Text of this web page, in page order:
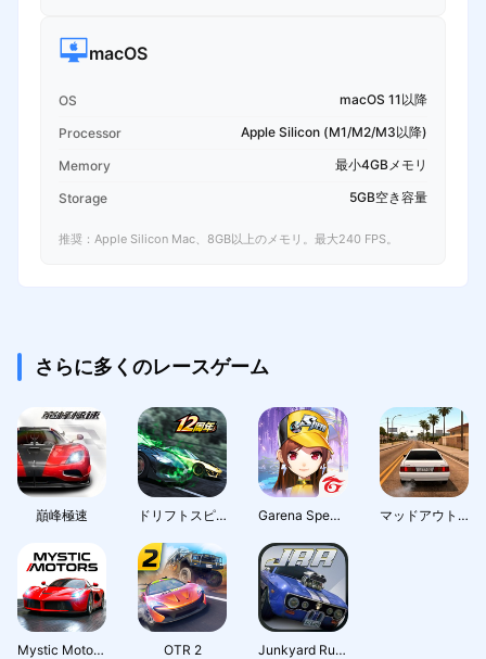
macOS
OS macOS 11以降
Processor Apple Silicon (M1/M2/M3以降)
Memory 最小4GBメモリ
Storage 5GB空き容量
推奨：Apple Silicon Mac、8GB以上のメモリ。最大240 FPS。
さらに多くのレースゲーム
巔峰極速 ドリフトスピリッツ Garena Speed Drifters マッドアウト 2: ビッグシティ オンライン
Mystic Motors: Car Racing Game OTR 2 Junkyard Rush Racing